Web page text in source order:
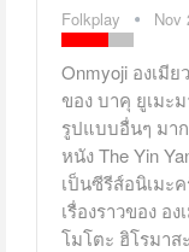
Folkplay Nov
Onmyoji องเมี
ของ บาคุ ยูเมะ
รูปแบบอื่นๆ มา
หนัง The Yin
เป็นซีรีส์อนิเมะ
เรื่องราวของ อ
โมโตะ ฮิโรมา